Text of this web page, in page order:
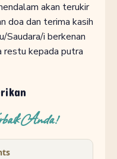
akan terukir
doa dan terima kasih
Saudara/i berkenan
restu kepada putra
Anda!